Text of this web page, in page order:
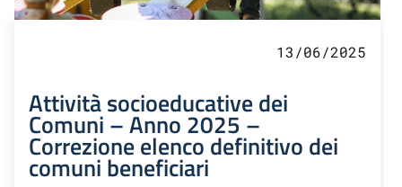
13/06/2025
Attività socioeducative dei
Comuni – Anno 2025 –
Correzione elenco definitivo dei
comuni beneficiari